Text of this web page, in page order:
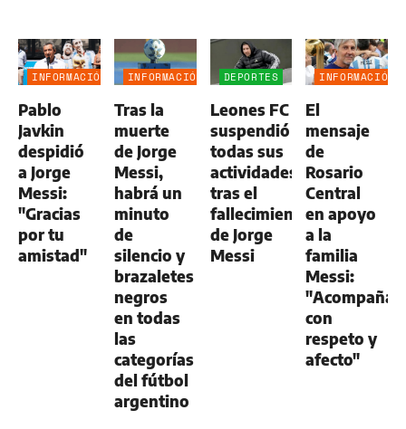
INFORMACIÓN
Pablo
Javkin
despidió
a Jorge
Messi:
"Gracias
por tu
amistad"
INFORMACIÓN
Tras la
muerte
de Jorge
Messi,
habrá un
minuto
de
silencio y
brazaletes
negros
en todas
las
categorías
del fútbol
argentino
DEPORTES
Leones FC
suspendió
todas sus
actividades
tras el
fallecimiento
de Jorge
Messi
INFORMACIÓN
El
mensaje
de
Rosario
Central
en apoyo
a la
familia
Messi:
con
respeto y
afecto"